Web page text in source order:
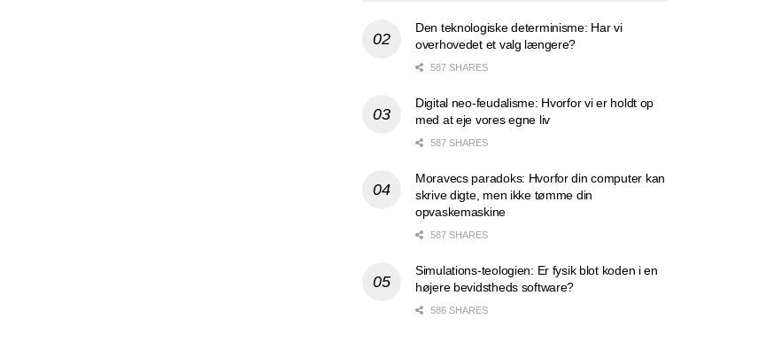
Den teknologiske determinisme: Har vi
overhovedet et valg længere?
587 SHARES
Digital neo-feudalisme: Hvorfor vi er holdt op
med at eje vores egne liv
587 SHARES
Moravecs paradoks: Hvorfor din computer kan
skrive digte, men ikke tømme din
opvaskemaskine
587 SHARES
Simulations-teologien: Er fysik blot koden i en
højere bevidstheds software?
586 SHARES